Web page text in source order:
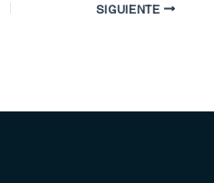
SIGUIENTE